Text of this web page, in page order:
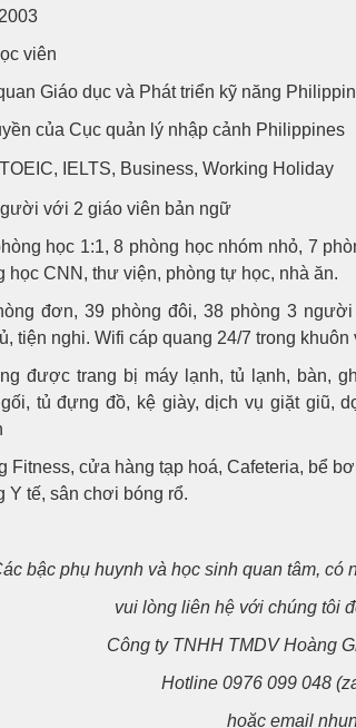
viên
Giáo dục và Phát triển kỹ năng
của Cục quản lý nhập cảnh Philippines
IELTS, Business, Working Holiday
với 2 giáo viên bản ngữ
học 1:1, 8 phòng học nhóm nhỏ, 7
học CNN, thư viện, phòng tự học, nhà ăn.
đơn, 39 phòng đôi, 38 phòng 3
tiện nghi. Wifi cáp quang 24/7 trong
được trang bị máy lạnh, tủ lạnh, bàn,
tủ đựng đồ, kệ giày, dịch vụ giặt giũ,
Fitness, cửa hàng tạp hoá, Cafeteria, bể
Y tế, sân chơi bóng rổ.
bậc phụ huynh và học sinh quan tâm, có
vui lòng liên hệvới chúng tôi đ
Công ty TNHH TMDV Hoàng
Hotline 0976 099 048
hoặc email